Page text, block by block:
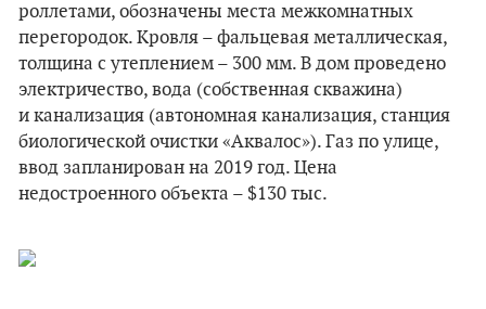
роллетами, обозначены места межкомнатных
перегородок. Кровля – фальцевая металлическая,
толщина с утеплением – 300 мм. В дом проведено
электричество, вода (собственная скважина)
и канализация (автономная канализация, станция
биологической очистки «Аквалос»). Газ по улице,
ввод запланирован на 2019 год. Цена
недостроенного объекта – $130 тыс.